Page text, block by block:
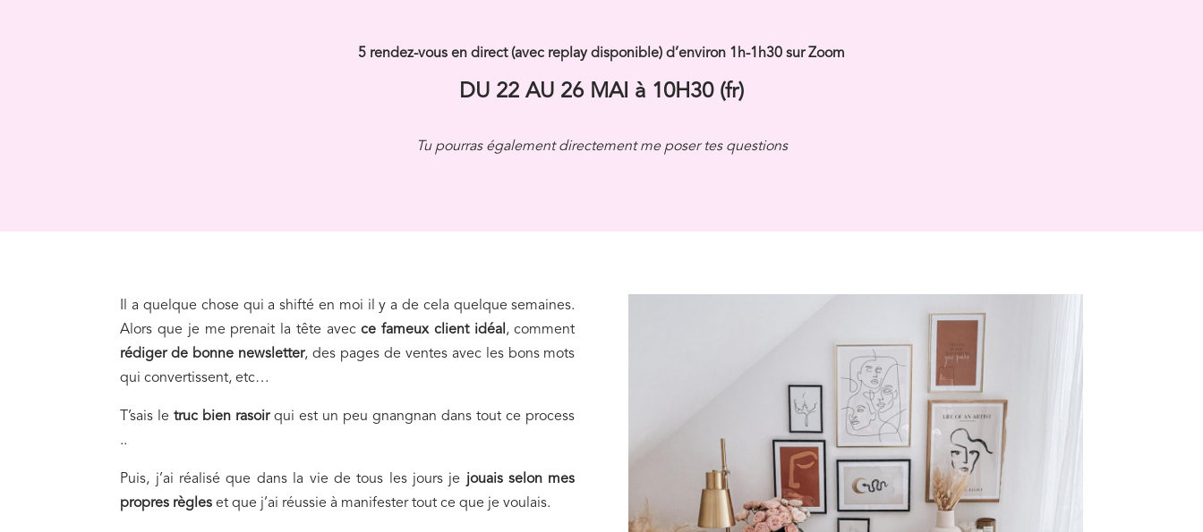
5 rendez-vous en direct (avec replay disponible) d’environ 1h-1h30 sur Zoom
DU 22 AU 26 MAI à 10H30 (fr)
Tu pourras également directement me poser tes questions
Il a quelque chose qui a shifté en moi il y a de cela quelque semaines.
Alors que je me prenait la tête avecce fameux client idéal, comment
rédiger de bonne newsletter, des pages de ventes avec les bons mots
qui convertissent, etc…
T’sais le truc bien rasoirqui est un peu gnangnan dans tout ce process
..
Puis, j’ai réalisé que dans la vie de tous les jours je jouais selon mes
propres règles et que j’ai réussie à manifester tout ce que je voulais.